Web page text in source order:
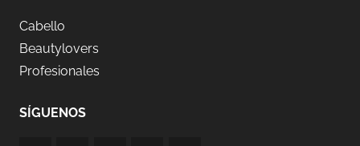
Cabello
Beautylovers
Profesionales
SÍGUENOS